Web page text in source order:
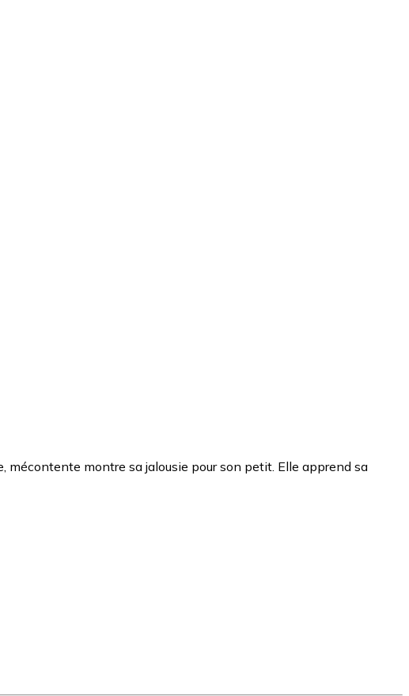
montre sa jalousie pour son petit. Elle apprend sa